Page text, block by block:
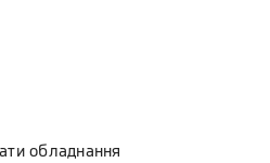
обладнання